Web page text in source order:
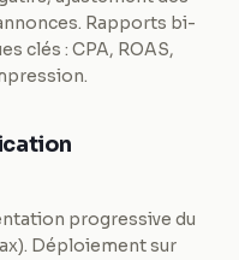
Rapports bi-
clés : CPA, ROAS,
progressive du
Déploiement sur